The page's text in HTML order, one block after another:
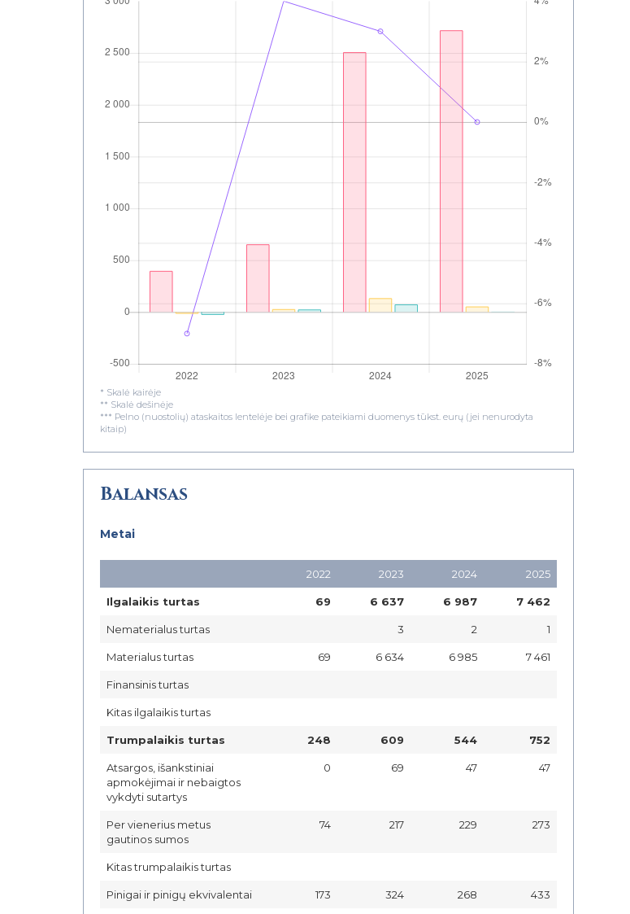
* Skalė kairėje
** Skalė dešinėje
*** Pelno (nuostolių) ataskaitos lentelėje bei grafike pateikiami duomenys tūkst. eurų (jei nenurodyta
kitaip)
Balansas
Metai
2022 2023 2024 2025
Ilgalaikis turtas 69 6 637 6 987 7 462
Nematerialus turtas 3 2 1
Materialus turtas 69 6 634 6 985 7 461
Finansinis turtas
Kitas ilgalaikis turtas
Trumpalaikis turtas 248 609 544 752
Atsargos, išankstiniai
apmokėjimai ir nebaigtos
vykdyti sutartys
0 69 47 47
Per vienerius metus
gautinos sumos
74 217 229 273
Kitas trumpalaikis turtas
Pinigai ir pinigų ekvivalentai 173 324 268 433